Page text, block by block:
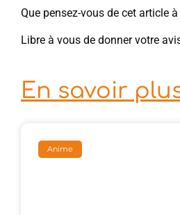
Que pensez-vous de cet article
Libre à vous de donner votre
En savoir
Anime